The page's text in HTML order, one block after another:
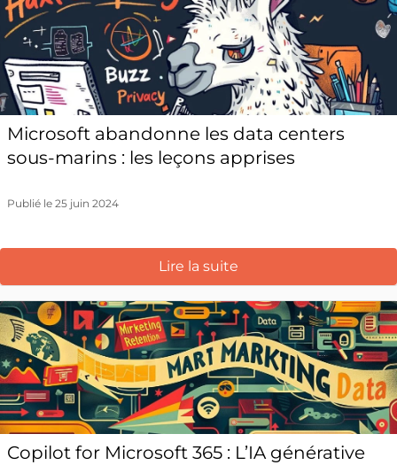
Microsoft abandonne les data centers
sous-marins : les leçons apprises
Publié le 25 juin 2024
Lire la suite
Copilot for Microsoft 365 : L’IA générative